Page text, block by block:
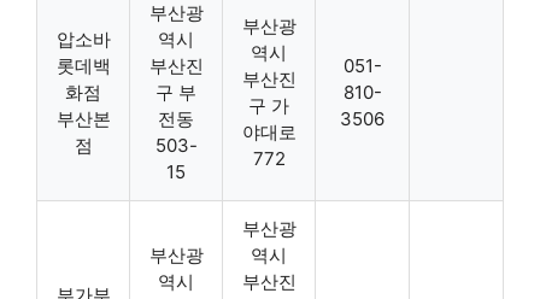
압소바
롯데백
화점
부산본
점
부산광
역시
부산진
구 부
전동
503-
15
부산광
역시
부산진
구 가
야대로
772
051-
810-
3506
부산광
역시
부산광
역시
부산진